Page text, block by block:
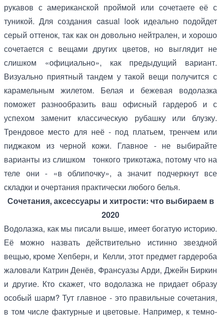
рукавов с американской проймой или сочетаете её с
туникой. Для создания casual look идеально подойдет
серый оттенок, так как он довольно нейтрален, и хорошо
сочетается с вещами других цветов, но выглядит не
слишком «официально», как предыдущий вариант.
Визуально приятный тандем у такой вещи получится с
карамельным жилетом. Белая и бежевая водолазка
поможет разнообразить ваш офисный гардероб и с
успехом заменит классическую рубашку или блузку.
Трендовое место для неё - под платьем, тренчем или
пиджаком из черной кожи. Главное - не выбирайте
варианты из слишком тонкого трикотажа, потому что на
теле они - «в облипочку», а значит подчеркнут все
складки и очертания практически любого белья.
Сочетания, аксессуары и хитрости: что выбираем в
2020
Водолазка, как мы писали выше, имеет богатую историю.
Её можно назвать действительно истинно звездной
вещью, кроме Хепберн, и Келли, этот предмет гардероба
жаловали Катрин Денёв, Франсуазы Арди, Джейн Биркин
и другие. Кто скажет, что водолазка не придает образу
особый шарм? Тут главное - это правильные сочетания,
в том числе фактурные и цветовые. Например, к темно-